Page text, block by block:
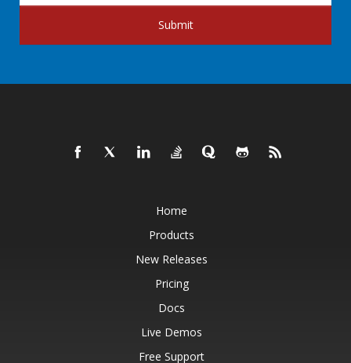
Submit
Home
Products
New Releases
Pricing
Docs
Live Demos
Free Support